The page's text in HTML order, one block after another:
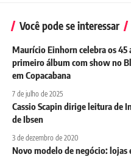
Você pode se interessar
Maurício Einhorn celebra os 45
primeiro álbum com show no
em Copacabana
7 de julho de 2025
Cassio Scapin dirige leitura de
de Ibsen
3 de dezembro de 2020
Novo modelo de negócio: lojas